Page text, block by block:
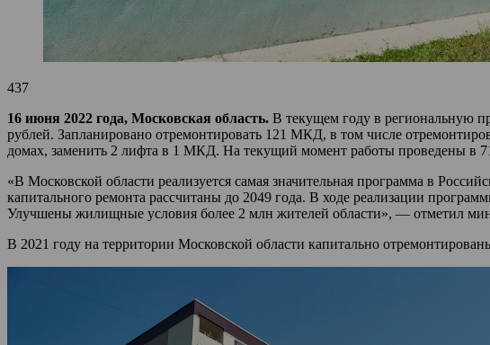
437
16 июня 2022 года, Московская область. В текущем году в региональную
рублей. Запланировано отремонтировать 121 МКД, в том числе
домах, заменить 2 лифта в 1 МКД. На текущий момент работы проведены в
«В Московской области реализуется самая значительная программа в
капитального ремонта рассчитаны до 2049 года. В ходе реализации
Улучшены жилищные условия более 2 млн жителей области», — отметил
В 2021 году на территории Московской области капитально